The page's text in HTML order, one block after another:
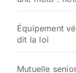
Équipement
dit la loi
Mutuelle